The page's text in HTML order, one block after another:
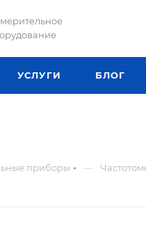
УСЛУГИ БЛОГ
приборы —